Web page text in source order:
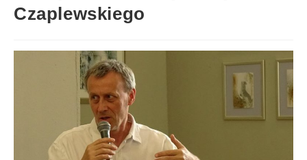
Czaplewskiego